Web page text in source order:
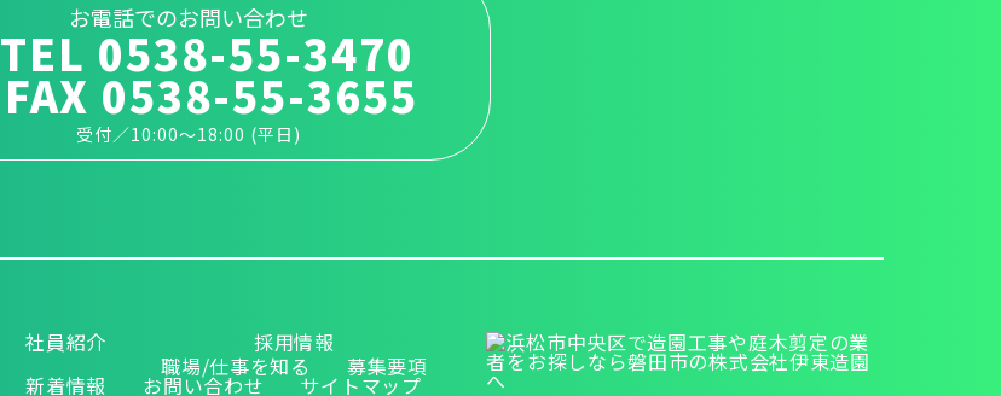
お電話でのお問い合わせ
TEL 0538-55-3470
FAX 0538-55-3655
受付／10:00～18:00 (平日)
社員紹介
採用情報
職場/仕事を知る
募集要項
新着情報 お問い合わせ サイトマップ